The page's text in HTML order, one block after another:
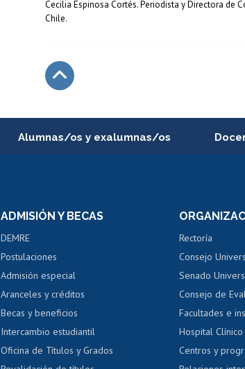
Cecilia Espinosa Cortés. Periodista y Directora de
Chile.
Alumnas/os y exalumnas/os
Consulta y certificado de notas
Servicio médico y dental
Pago de arancel y crédito alumnos
Pago de arancel y crédito exalumnos
Certificado de títulos y grados
ADMISIÓN Y BECAS
DEMRE
Postulaciones
Admisión especial
Aranceles y créditos
Becas y beneficios
Intercambio estudiantil
Oficina de Títulos y Grados
Rectoría
Consejo
Senado
Consejo de
Facultades e
Hospital Clínico
Centros y